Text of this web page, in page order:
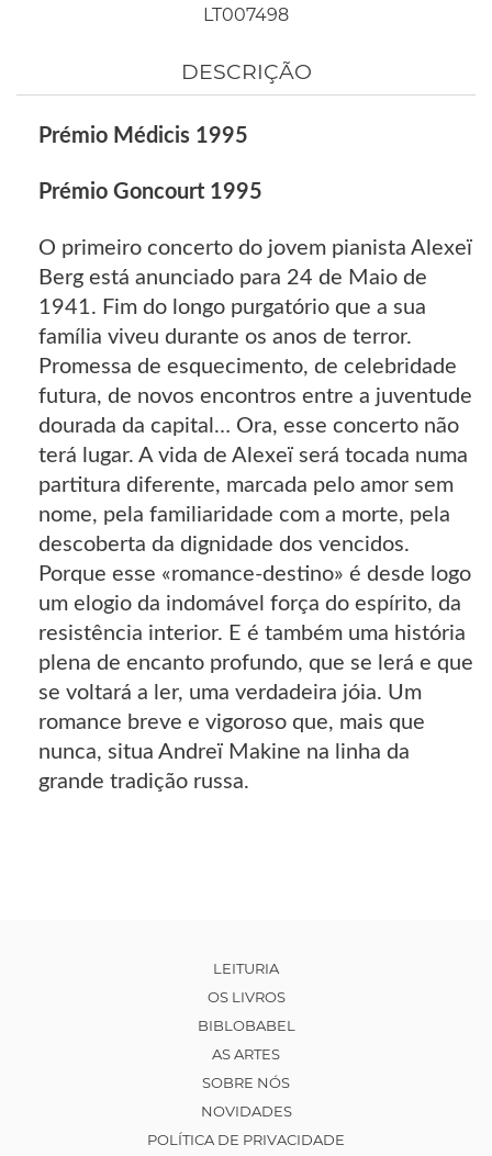
LT007498
DESCRIÇÃO
Prémio Médicis 1995
Prémio Goncourt 1995
O primeiro concerto do jovem pianista Alexeï
Berg está anunciado para 24 de Maio de
1941. Fim do longo purgatório que a sua
família viveu durante os anos de terror.
Promessa de esquecimento, de celebridade
futura, de novos encontros entre a juventude
dourada da capital… Ora, esse concerto não
terá lugar. A vida de Alexeï será tocada numa
partitura diferente, marcada pelo amor sem
nome, pela familiaridade com a morte, pela
descoberta da dignidade dos vencidos.
Porque esse «romance-destino» é desde logo
um elogio da indomável força do espírito, da
resistência interior. E é também uma história
plena de encanto profundo, que se lerá e que
se voltará a ler, uma verdadeira jóia. Um
romance breve e vigoroso que, mais que
nunca, situa Andreï Makine na linha da
grande tradição russa.
LEITURIA
OS LIVROS
BIBLOBABEL
AS ARTES
SOBRE NÓS
NOVIDADES
POLÍTICA DE PRIVACIDADE